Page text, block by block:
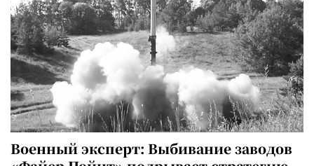
Военный эксперт: Выбивание заводов